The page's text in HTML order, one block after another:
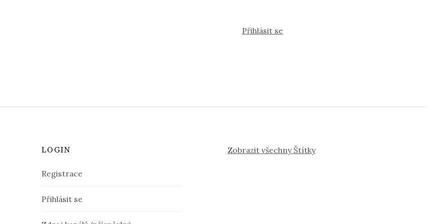
Přihlásit se
LOGIN
Registrace
Přihlásit se
Zobrazit všechny Štítky